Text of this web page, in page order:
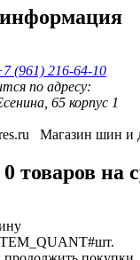
(961) 216-64-10
по адресу:
65 корпус 1
Магазин шин и
0 товаров на
шт.